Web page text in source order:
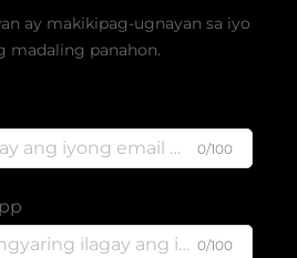
ay makikipag-ugnayan sa iyo
madaling panahon.
0/100
0/100